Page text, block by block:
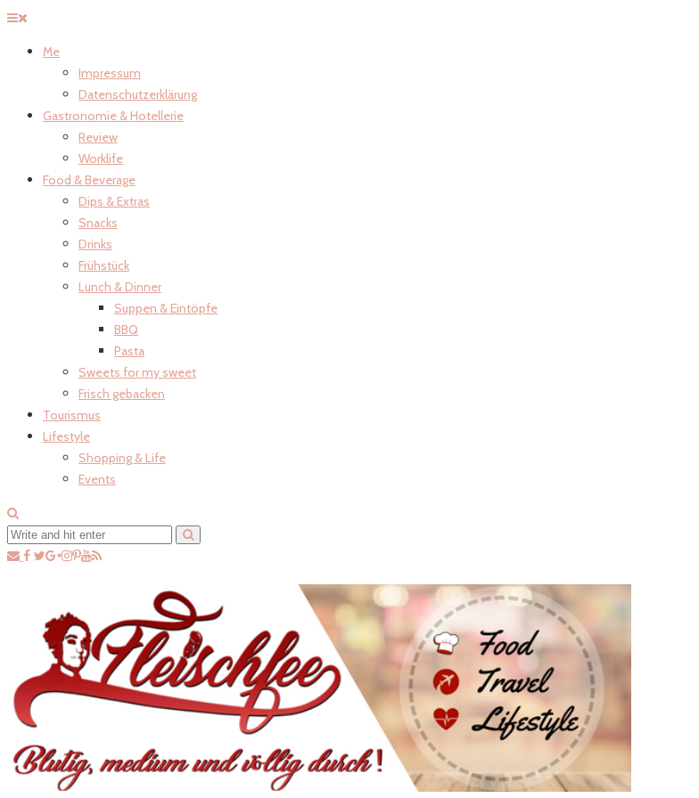
Me
Impressum
Datenschutzerklärung
Gastronomie & Hotellerie
Review
Worklife
Food & Beverage
Dips & Extras
Snacks
Drinks
Frühstück
Lunch & Dinner
Suppen & Eintöpfe
BBQ
Pasta
Sweets for my sweet
Frisch gebacken
Tourismus
Lifestyle
Shopping & Life
Events